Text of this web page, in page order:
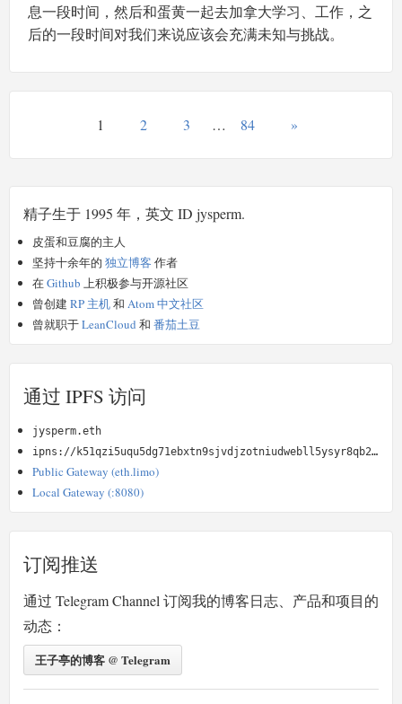
息一段时间，然后和蛋黄一起去加拿大学习、工作，之
后的一段时间对我们来说应该会充满未知与挑战。
1 2 3 … 84 »
精子生于 1995 年，英文 ID jysperm.
皮蛋和豆腐的主人
坚持十余年的 独立博客 作者
在Github 上积极参与开源社区
曾创建 RP 主机和 Atom 中文社区
曾就职于LeanCloud 和 番茄土豆
通过 IPFS 访问
jysperm.eth
ipns://k51qzi5uqu5dg71ebxtn9sjvdjzotniudwebll5ysyr8qb2kz4oimyydvu9n5u
Public Gateway (eth.limo)
Local Gateway (:8080)
订阅推送
通过 Telegram Channel 订阅我的博客日志、产品和项目的
动态：
王子亭的博客 @ Telegram